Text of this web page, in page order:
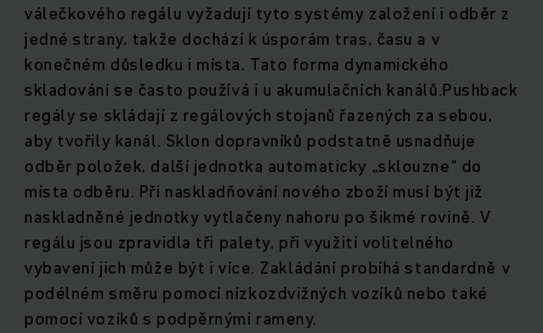
válečkového regálu vyžadují tyto systémy založení i odběr z
jedné strany, takže dochází k úsporám tras, času a v
konečném důsledku i místa. Tato forma dynamického
skladování se často používá i u akumulačních kanálů.Pushback
regály se skládají z regálových stojanů řazených za sebou,
aby tvořily kanál. Sklon dopravníků podstatně usnadňuje
odběr položek, další jednotka automaticky „sklouzne“ do
místa odběru. Při naskladňování nového zboží musí být již
naskladněné jednotky vytlačeny nahoru po šikmé rovině. V
regálu jsou zpravidla tři palety, při využití volitelného
vybavení jich může být i více. Zakládání probíhá standardně v
podélném směru pomocí nízkozdvižných vozíků nebo také
pomocí vozíků s podpěrnými rameny.